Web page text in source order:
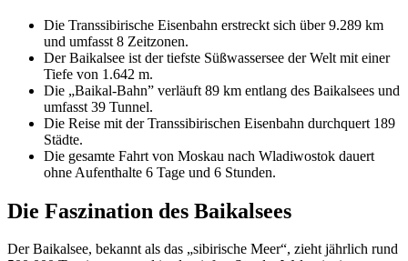
Die Transsibirische Eisenbahn erstreckt sich über 9.289 km
und umfasst 8 Zeitzonen.
Der Baikalsee ist der tiefste Süßwassersee der Welt mit einer
Tiefe von 1.642 m.
Die „Baikal-Bahn” verläuft 89 km entlang des Baikalsees und
umfasst 39 Tunnel.
Die Reise mit der Transsibirischen Eisenbahn durchquert 189
Städte.
Die gesamte Fahrt von Moskau nach Wladiwostok dauert
ohne Aufenthalte 6 Tage und 6 Stunden.
Die Faszination des Baikalsees
Der Baikalsee, bekannt als das „sibirische Meer“, zieht jährlich rund